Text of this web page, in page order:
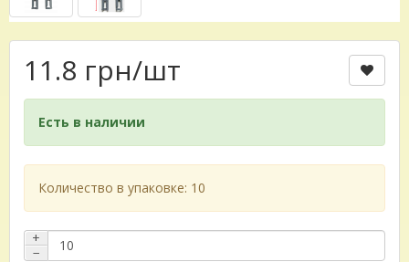
11.8 грн/шт
Есть в наличии
Количество в упаковке: 10
+
−